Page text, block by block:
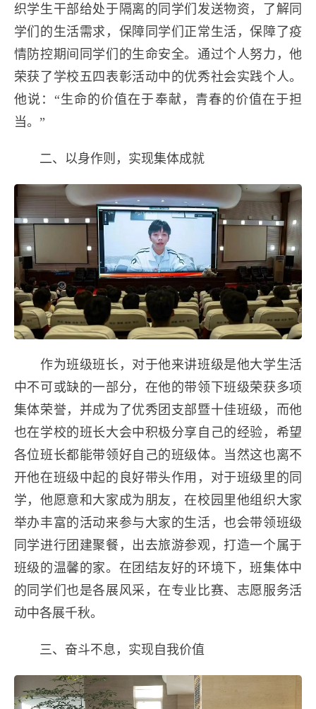
织学生干部给处于隔离的同学们发送物资，了解同
学们的生活需求，保障同学们正常生活，保障了疫
情防控期间同学们的生命安全。通过个人努力，他
荣获了学校五四表彰活动中的优秀社会实践个人。
他说：“生命的价值在于奉献，青春的价值在于担
当。”
二、以身作则，实现集体成就
作为班级班长，对于他来讲班级是他大学生活
中不可或缺的一部分，在他的带领下班级荣获多项
集体荣誉，并成为了优秀团支部暨十佳班级，而他
也在学校的班长大会中积极分享自己的经验，希望
各位班长都能带领好自己的班级体。当然这也离不
开他在班级中起的良好带头作用，对于班级里的同
学，他愿意和大家成为朋友，在校园里他组织大家
举办丰富的活动来参与大家的生活，也会带领班级
同学进行团建聚餐，出去旅游参观，打造一个属于
班级的温馨的家。在团结友好的环境下，班集体中
的同学们也是各展风采，在专业比赛、志愿服务活
动中各展千秋。
三、奋斗不息，实现自我价值
长按图片识别二维